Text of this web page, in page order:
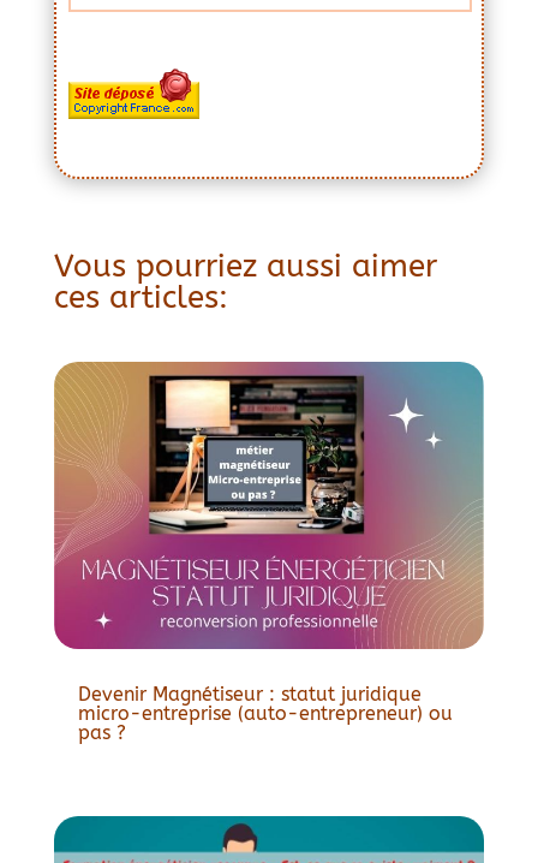
Vous pourriez aussi aimer
ces articles:
Devenir Magnétiseur : statut juridique
micro-entreprise (auto-entrepreneur) ou
pas ?